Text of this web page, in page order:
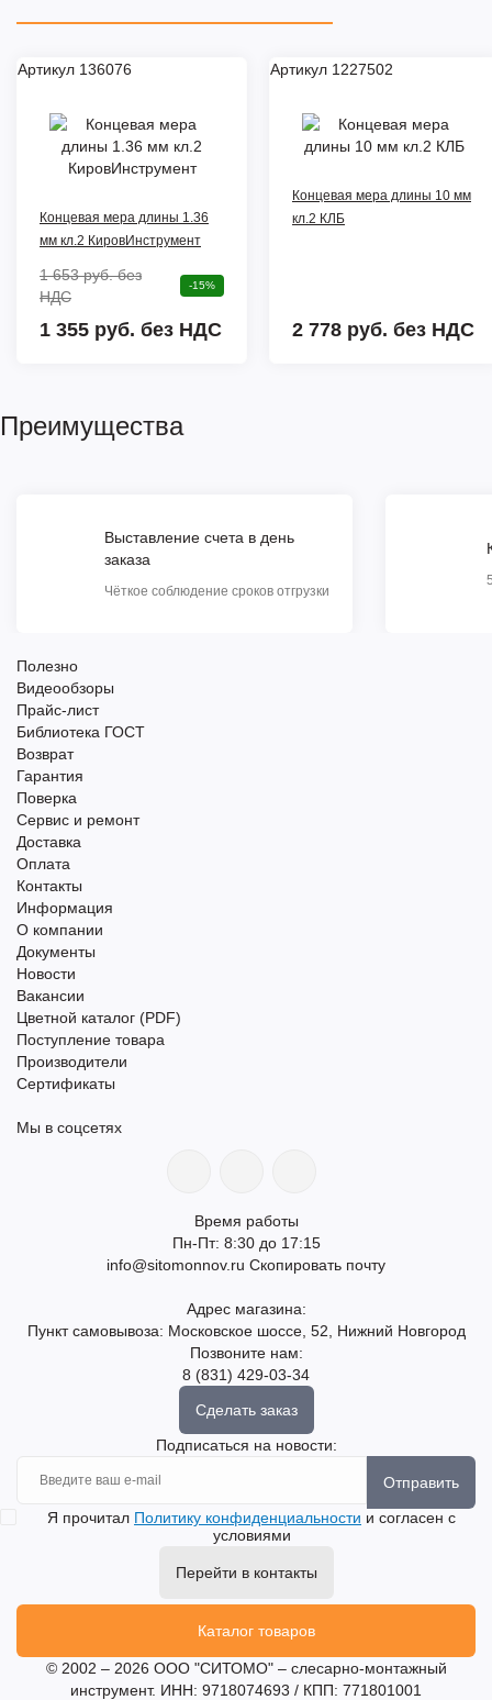
Артикул 136076
Концевая мера длины 1.36
мм кл.2 КировИнструмент
1 653 руб.без
НДС
-15%
1 355 руб. без НДС
Артикул 1227502
Концевая мера длины 10 мм
кл.2 КЛБ
2 778 руб. без НДС
Преимущества
Выставление счета в день
заказа
Чёткое соблюдение сроков отгрузки
Полезно
Видеообзоры
Прайс-лист
Библиотека ГОСТ
Возврат
Гарантия
Поверка
Сервис и ремонт
Доставка
Оплата
Контакты
Информация
О компании
Документы
Новости
Вакансии
Цветной каталог (PDF)
Поступление товара
Производители
Сертификаты
Мы в соцсетях
Время работы
Пн-Пт: 8:30 до 17:15
info@sitomonnov.ru Скопировать почту
Адрес магазина:
Пункт самовывоза: Московское шоссе, 52, Нижний Новгород
Позвоните нам:
8 (831) 429-03-34
Сделать заказ
Подписаться на новости:
Отправить
Я прочитал Политику конфиденциальности и согласен с
условиями
Перейти в контакты
Каталог товаров
© 2002 – 2026 ООО "СИТОМО" – слесарно-монтажный
инструмент. ИНН: 9718074693 / КПП: 771801001